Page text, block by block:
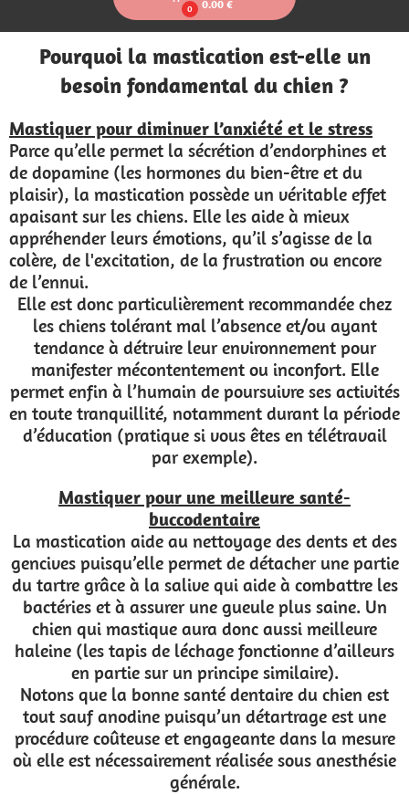
0
0.00 €
Pourquoi la mastication est-elle un
besoin fondamental du chien ?
Mastiquer pour diminuer l’anxiété et le stress
Parce qu’elle permet la sécrétion d’endorphines et
de dopamine (les hormones du bien-être et du
plaisir), la mastication possède un véritable effet
apaisant sur les chiens. Elle les aide à mieux
appréhender leurs émotions, qu’il s’agisse de la
colère, de l'excitation, de la frustration ou encore
de l’ennui.
Elle est donc particulièrement recommandée chez
les chiens tolérant mal l’absence et/ou ayant
tendance à détruire leur environnement pour
manifester mécontentement ou inconfort. Elle
permet enfin à l’humain de poursuivre ses activités
en toute tranquillité, notamment durant la période
d’éducation (pratique si vous êtes en télétravail
par exemple).
Mastiquer pour une meilleure santé-
buccodentaire
La mastication aide au nettoyage des dents et des
gencives puisqu’elle permet de détacher une partie
du tartre grâce à la salive qui aide à combattre les
bactéries et à assurer une gueule plus saine. Un
chien qui mastique aura donc aussi meilleure
haleine (les tapis de léchage fonctionne d’ailleurs
en partie sur un principe similaire).
Notons que la bonne santé dentaire du chien est
tout sauf anodine puisqu’un détartrage est une
procédure coûteuse et engageante dans la mesure
où elle est nécessairement réalisée sous anesthésie
générale.